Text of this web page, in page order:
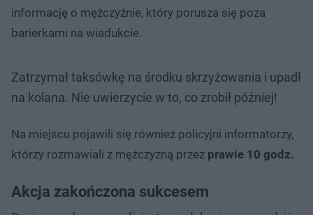
informację o mężczyźnie, który porusza się poza
barierkami na wiadukcie.
Zatrzymał taksówkę na środku skrzyżowania i upadł
na kolana. Nie uwierzycie w to, co zrobił później!
Na miejscu pojawili się również policyjni informatorzy,
którzy rozmawiali z mężczyzną przez prawie 10 godz.
Akcja zakończona sukcesem